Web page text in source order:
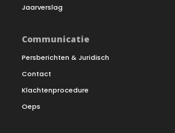
Jaarverslag
Communicatie
Persberichten & Juridisch
Contact
Klachtenprocedure
Oeps